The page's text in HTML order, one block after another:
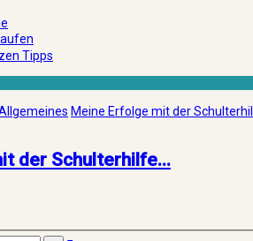
Tipps
Meine Erfolge mit der
der Schulterhilfe...